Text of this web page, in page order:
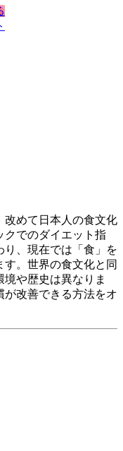
改めて日本人の食文化
クでのダイエット指
、現在では「食」を
。世界の食文化と同
や歴史は異なりま
改善できる方法をオ